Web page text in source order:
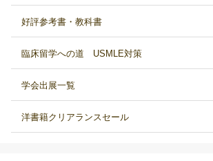
好評参考書・教科書
臨床留学への道 USMLE対策
学会出展一覧
洋書籍クリアランスセール